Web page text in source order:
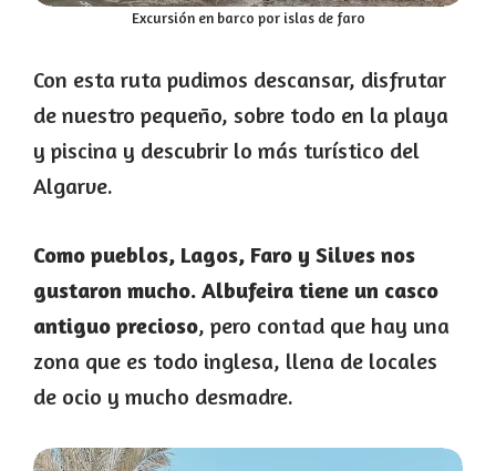
Excursión en barco por islas de faro
Con esta ruta pudimos descansar, disfrutar
de nuestro pequeño, sobre todo en la playa
y piscina y descubrir lo más turístico del
Algarve.
Como pueblos, Lagos, Faro y Silves nos
gustaron mucho. Albufeira tiene un casco
antiguo precioso, pero contad que hay una
zona que es todo inglesa, llena de locales
de ocio y mucho desmadre.